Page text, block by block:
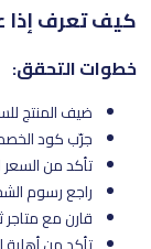
كيف تعرف إذا عرض 6 ستريت
خطوات التحقق:
ضيف المنتج
جرّب كود
تأكد من السعر
راجع رسوم
قارن مع متاجر